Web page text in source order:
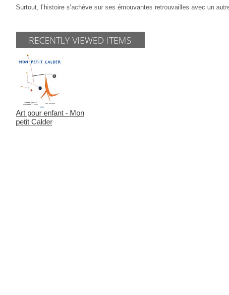
Surtout, l’histoire s’achève sur ses émouvantes retrouvailles avec un
RECENTLY VIEWED ITEMS
Art pour enfant - Mon
petit Calder